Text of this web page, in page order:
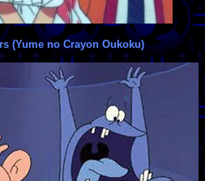
(Yume no Crayon Oukoku)